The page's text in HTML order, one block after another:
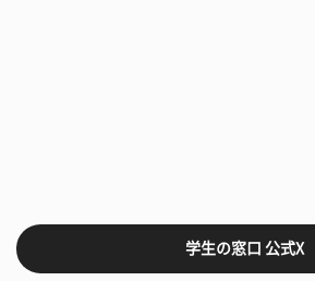
学生の窓口 公式X